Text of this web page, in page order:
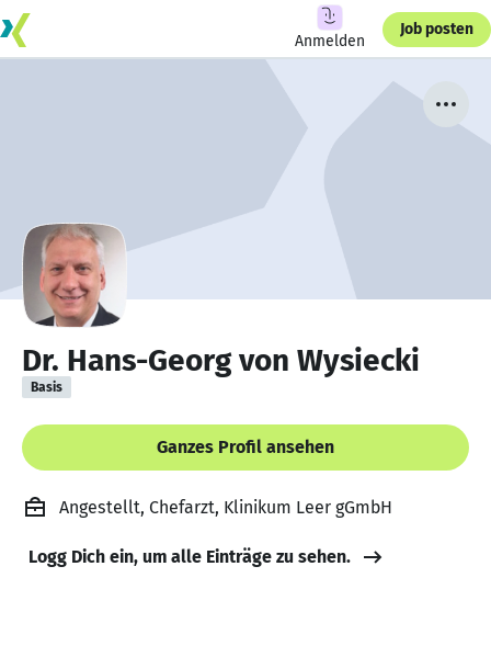
Anmelden
Job posten
Dr. Hans-Georg von Wysiecki
Basis
Ganzes Profil ansehen
Angestellt, Chefarzt, Klinikum Leer gGmbH
Logg Dich ein, um alle Einträge zu sehen.